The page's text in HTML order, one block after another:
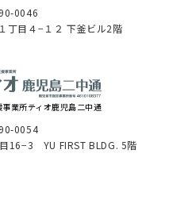
0046
丁⽬４−１２ 下釜ビル2階
業所ティオ鹿児島二中通
0054
16−3 YU FIRST BLDG. 5階